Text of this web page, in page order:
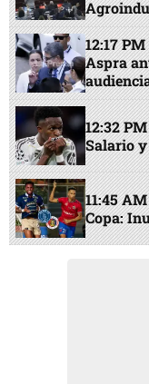
12:17 PM
Aspra
12:32
Salario
11:45
Copa: